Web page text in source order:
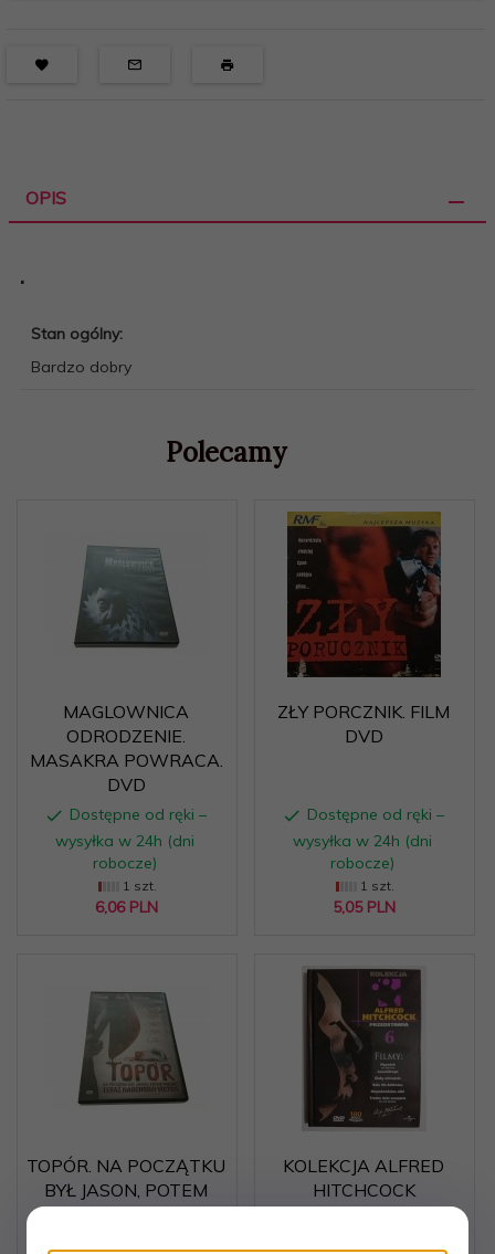
OPIS
.
Stan ogólny:
Bardzo dobry
Polecamy
MAGLOWNICA
ODRODZENIE.
MASAKRA POWRACA.
DVD
Dostępne od ręki –
wysyłka w 24h (dni
robocze)
1 szt.
6,06 PLN
ZŁY PORCZNIK. FILM
DVD
Dostępne od ręki –
wysyłka w 24h (dni
robocze)
1 szt.
5,05 PLN
TOPÓR. NA POCZĄTKU
BYŁ JASON, POTEM
FREDDY... DVD
KOLEKCJA ALFRED
HITCHCOCK
PRZEDSTAWIA 6